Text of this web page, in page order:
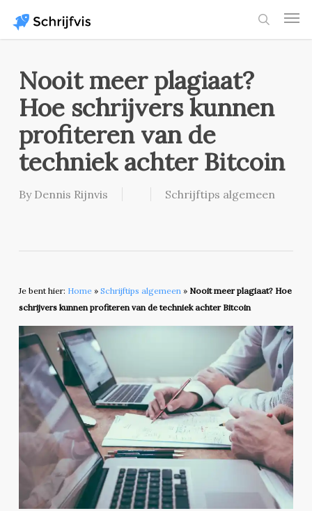
main
Nooit meer plagiaat?
Hoe schrijvers kunnen
profiteren van de
techniek achter Bitcoin
By Dennis Rijnvis Schrijftips algemeen
Je bent hier: Home» Schrijftips algemeen» Nooit meer plagiaat? Hoe
schrijvers kunnen profiteren van de techniek achter Bitcoin